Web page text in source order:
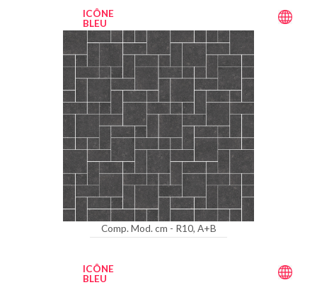
ICÔNE
BLEU
Comp. Mod. cm - R10, A+B
ICÔNE
BLEU